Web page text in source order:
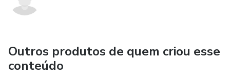
Outros produtos de quem criou esse
conteúdo